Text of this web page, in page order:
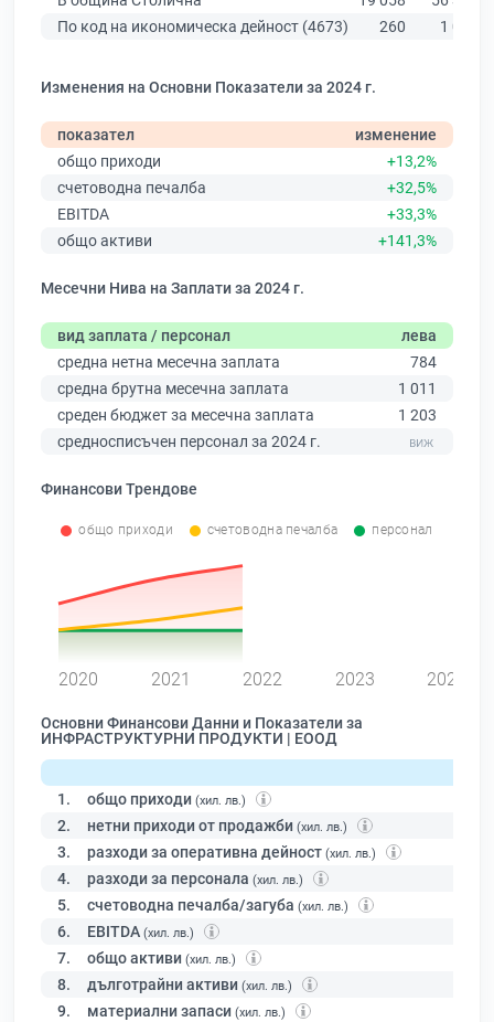
По код на икономическа дейност (4673)
260 1 002
Изменения на Основни Показатели за 2024 г.
показател
изменение
общо приходи
+13,2%
счетоводна печалба
+32,5%
EBITDA
+33,3%
общо активи
+141,3%
Месечни Нива на Заплати за 2024 г.
вид заплата / персонал
лева
средна нетна месечна заплата
784
средна брутна месечна заплата
1 011
среден бюджет за месечна заплата
1 203
средносписъчен персонал за 2024 г.
Финансови Трендове
общо приходи счетоводна печалба персонал
2020 2021 2022 2023 2024
Основни Финансови Данни и Показатели за
ИНФРАСТРУКТУРНИ ПРОДУКТИ | ЕООД
1. общо приходи (хил. лв.)
2. нетни приходи от продажби (хил. лв.)
3. разходи за оперативна дейност (хил. лв.)
4. разходи за персонала (хил. лв.)
5. счетоводна печалба/загуба (хил. лв.)
6. EBITDA (хил. лв.)
7. общо активи (хил. лв.)
8. дълготрайни активи (хил. лв.)
9. материални запаси (хил. лв.)